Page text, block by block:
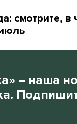
смотрите, в
– наша